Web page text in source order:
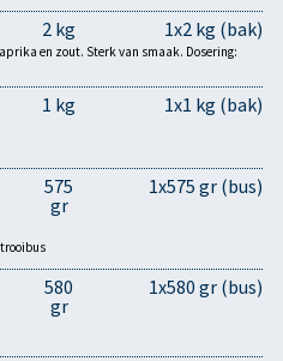
2 kg 1x2 kg (bak)
en zout. Sterk van smaak. Dosering:
1 kg 1x1 kg (bak)
575
gr
1x575 gr (bus)
580
gr
1x580 gr (bus)